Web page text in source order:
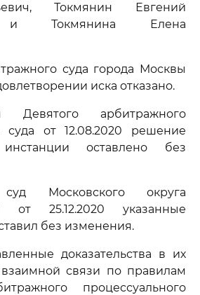
Токмянин Евгений
и Токмянина Елена
суда города Москвы
иска отказано.
Девятого арбитражного
суда от 12.08.2020 решение
оставлено без
Московского округа
от 25.12.2020 указанные
без изменения.
доказательства в их
связи по правилам
процессуального